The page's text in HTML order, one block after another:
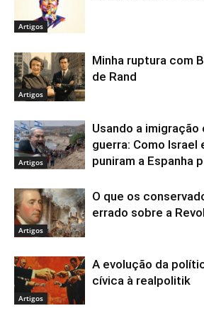
Artigos
Artigos
Minha ruptura com
de Rand
Artigos
Usando a imigração
guerra: Como Israel
puniram a Espanha
Artigos
O que os
errado sobre a
Artigos
A evolução da
cívica à realpolitik